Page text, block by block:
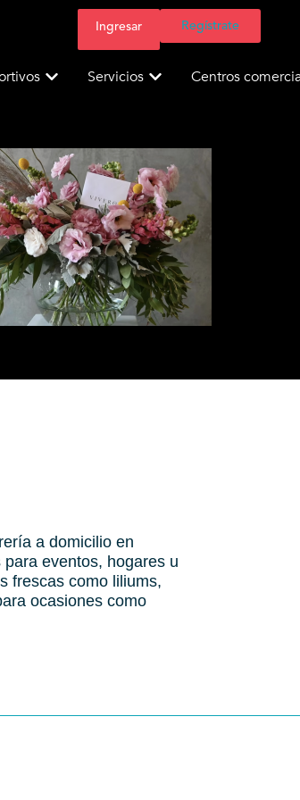
Ingresar Regístrate
Servicios Centros
a domicilio en
eventos, hogares u
frescas como liliums,
ocasiones como